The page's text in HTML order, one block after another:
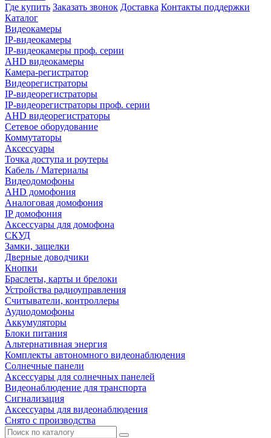
Где купить Заказать звонок Доставка Контакты поддержки
Каталог
Видеокамеры
IP-видеокамеры
IP-видеокамеры проф. серии
AHD видеокамеры
Камера-регистратор
Видеорегистраторы
IP-видеорегистраторы
IP-видеорегистраторы проф. серии
AHD видеорегистраторы
Сетевое оборудование
Коммутаторы
Аксессуары
Точка доступа и роутеры
Кабель / Материалы
Видеодомофоны
AHD домофония
Аналоговая домофония
IP домофония
Аксессуары для домофона
СКУД
Замки, защелки
Дверные доводчики
Кнопки
Браслеты, карты и брелоки
Устройства радиоуправления
Считыватели, контроллеры
Аудиодомофоны
Аккумуляторы
Блоки питания
Альтернативная энергия
Комплекты автономного видеонаблюдения
Солнечные панели
Аксессуары для солнечных панелей
Видеонаблюдение для транспорта
Сигнализация
Аксессуары для видеонаблюдения
Снято с производства